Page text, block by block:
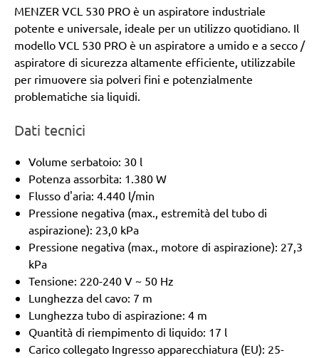
MENZER VCL 530 PRO è un aspiratore industriale
potente e universale, ideale per un utilizzo quotidiano. Il
modello VCL 530 PRO è un aspiratore a umido e a secco /
aspiratore di sicurezza altamente efficiente, utilizzabile
per rimuovere sia polveri fini e potenzialmente
problematiche sia liquidi.
Dati tecnici
Volume serbatoio: 30 l
Potenza assorbita: 1.380 W
Flusso d'aria: 4.440 l/min
Pressione negativa (max., estremità del tubo di
aspirazione): 23,0 kPa
Pressione negativa (max., motore di aspirazione): 27,3
kPa
Tensione: 220-240 V ~ 50 Hz
Lunghezza del cavo: 7 m
Lunghezza tubo di aspirazione: 4 m
Quantità di riempimento di liquido: 17 l
Carico collegato Ingresso apparecchiatura (EU): 25-